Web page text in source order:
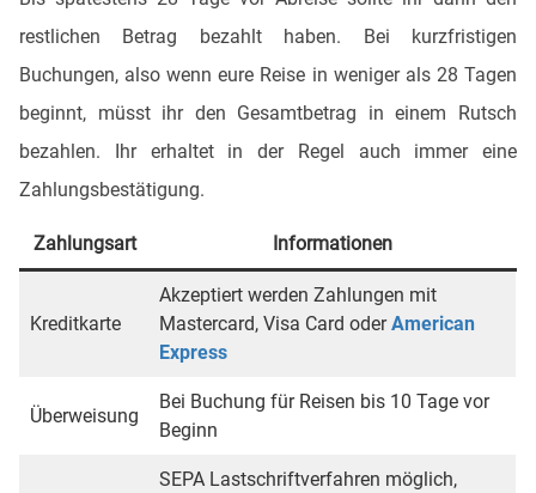
restlichen Betrag bezahlt haben. Bei kurzfristigen
Buchungen, also wenn eure Reise in weniger als 28 Tagen
beginnt, müsst ihr den Gesamtbetrag in einem Rutsch
bezahlen. Ihr erhaltet in der Regel auch immer eine
Zahlungsbestätigung.
Zahlungsart Informationen
Kreditkarte
Akzeptiert werden Zahlungen mit
Mastercard, Visa Card oderAmerican
Express
Überweisung
Bei Buchung für Reisen bis 10 Tage vor
Beginn
SEPA Lastschriftverfahren möglich,